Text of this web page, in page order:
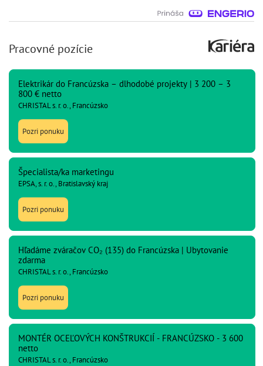
Pracovné pozície
Elektrikár do Francúzska – dlhodobé projekty | 3 200 – 3
800 € netto
CHRISTAL s. r. o., Francúzsko
Pozri ponuku
Špecialista/ka marketingu
EPSA, s. r. o., Bratislavský kraj
Pozri ponuku
Hľadáme zváračov CO₂ (135) do Francúzska | Ubytovanie
zdarma
CHRISTAL s. r. o., Francúzsko
Pozri ponuku
MONTÉR OCEĽOVÝCH KONŠTRUKCIÍ - FRANCÚZSKO - 3 600
netto
CHRISTAL s. r. o., Francúzsko